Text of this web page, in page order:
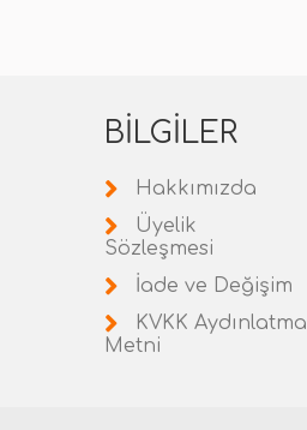
BILGILER
Hakkımızda
Üyelik
Sözleşmesi
İade ve Değişim
KVKK Aydınlatma
Metni